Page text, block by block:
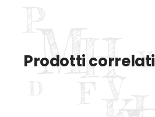
Prodotti correlati